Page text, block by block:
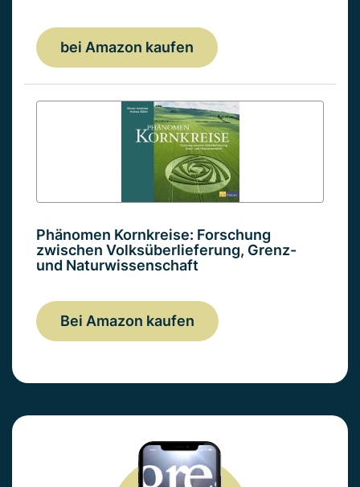
bei Amazon kaufen
Phänomen Kornkreise: Forschung
zwischen Volksüberlieferung, Grenz-
und Naturwissenschaft
Bei Amazon kaufen